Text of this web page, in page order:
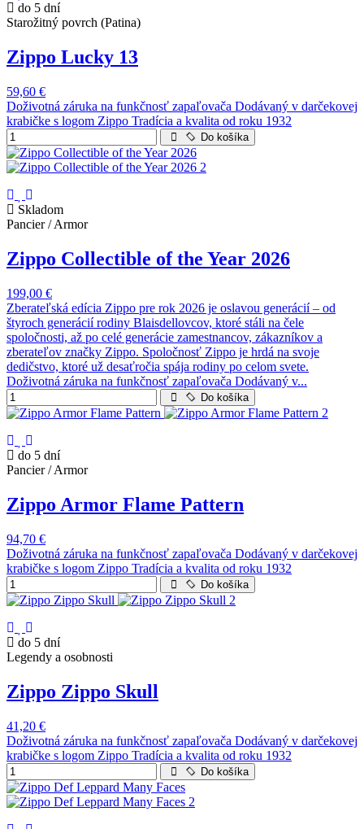
do 5 dní
Starožitný povrch (Patina)
Zippo Lucky 13
59,60 €
Doživotná záruka na funkčnosť zapaľovača Dodávaný v darčekovej
krabičke s logom Zippo Tradícia a kvalita od roku 1932
Do košíka
Skladom
Pancier / Armor
Zippo Collectible of the Year 2026
199,00 €
Zberateľská edícia Zippo pre rok 2026 je oslavou generácií – od
štyroch generácií rodiny Blaisdellovcov, ktoré stáli na čele
spoločnosti, až po celé generácie zamestnancov, zákazníkov a
zberateľov značky Zippo. Spoločnosť Zippo je hrdá na svoje
dedičstvo, ktoré už desaťročia spája rodiny po celom svete.
Doživotná záruka na funkčnosť zapaľovača Dodávaný v...
Do košíka
do 5 dní
Pancier / Armor
Zippo Armor Flame Pattern
94,70 €
Doživotná záruka na funkčnosť zapaľovača Dodávaný v darčekovej
krabičke s logom Zippo Tradícia a kvalita od roku 1932
Do košíka
do 5 dní
Legendy a osobnosti
Zippo Zippo Skull
41,20 €
Doživotná záruka na funkčnosť zapaľovača Dodávaný v darčekovej
krabičke s logom Zippo Tradícia a kvalita od roku 1932
Do košíka